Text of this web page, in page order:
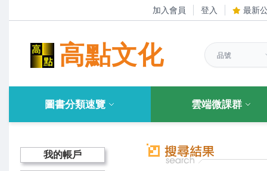
加入會員 登入 最新
高點文化
圖書分類速覽 雲端微課群
我的帳戶